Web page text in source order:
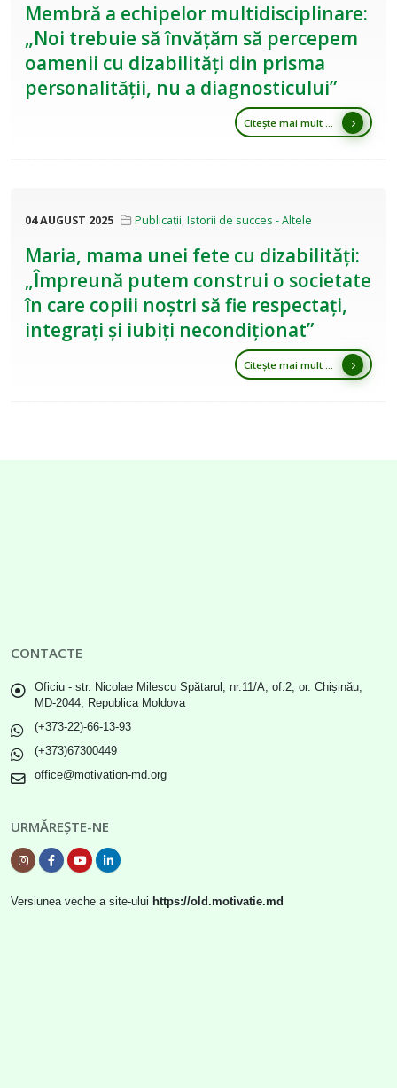
Membră a echipelor multidisciplinare:
„Noi trebuie să învățăm să percepem
oamenii cu dizabilități din prisma
personalității, nu a diagnosticului”
Citește mai mult ...
04 AUGUST 2025 Publicații, Istorii de succes - Altele
Maria, mama unei fete cu dizabilități:
„Împreună putem construi o societate
în care copiii noștri să fie respectați,
integrați și iubiți necondiționat”
Citește mai mult ...
CONTACTE
Oficiu - str. Nicolae Milescu Spătarul, nr.11/A, of.2, or. Chișinău,
MD-2044, Republica Moldova
(+373-22)-66-13-93
(+373)67300449
office@motivation-md.org
URMĂREȘTE-NE
Versiunea veche a site-ului https://old.motivatie.md